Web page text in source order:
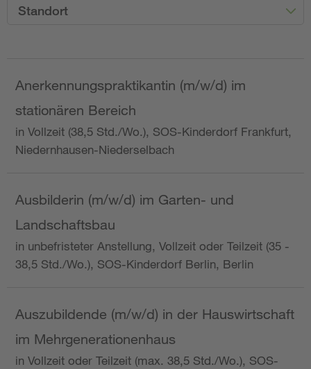
Standort
Anerkennungspraktikantin (m/w/d) im
stationären Bereich
in Vollzeit (38,5 Std./Wo.), SOS-Kinderdorf Frankfurt,
Niedernhausen-Niederselbach
Ausbilderin (m/w/d) im Garten- und
Landschaftsbau
in unbefristeter Anstellung, Vollzeit oder Teilzeit (35 -
38,5 Std./Wo.), SOS-Kinderdorf Berlin, Berlin
Auszubildende (m/w/d) in der Hauswirtschaft
im Mehrgenerationenhaus
in Vollzeit oder Teilzeit (max. 38,5 Std./Wo.), SOS-